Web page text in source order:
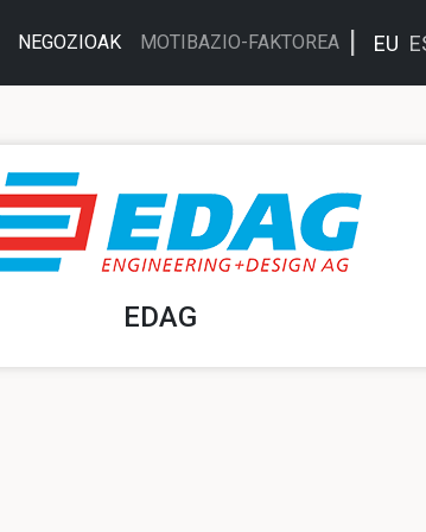
NEGOZIOAK MOTIBAZIO-FAKTOREA EU
EDAG